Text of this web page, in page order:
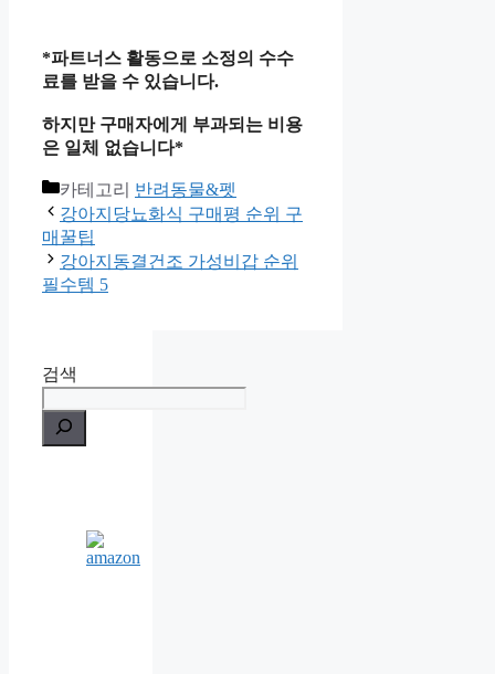
*파트너스 활동으로 소정의 수수
료를 받을 수 있습니다.
하지만 구매자에게 부과되는 비용
은 일체 없습니다*
카테고리 반려동물&펫
강아지당뇨화식 구매평 순위 구
매꿀팁
강아지동결건조 가성비갑 순위
필수템 5
검색